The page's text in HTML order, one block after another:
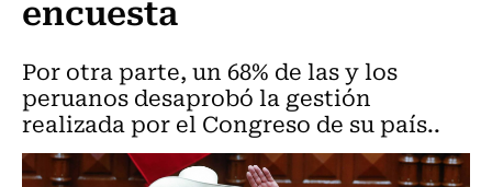
encuesta
Por otra parte, un 68% de las y los
peruanos desaprobó la gestión
realizada por el Congreso de su país..